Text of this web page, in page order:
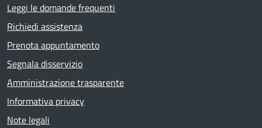
Leggi le domande frequenti
Richiedi assistenza
Prenota appuntamento
Segnala disservizio
Amministrazione trasparente
Informativa privacy
Note legali